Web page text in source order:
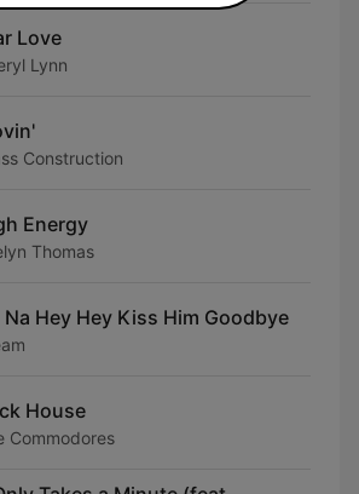
Love
Lynn
Construction
Energy
Thomas
Na Hey Hey Kiss Him Goodbye
House
Commodores